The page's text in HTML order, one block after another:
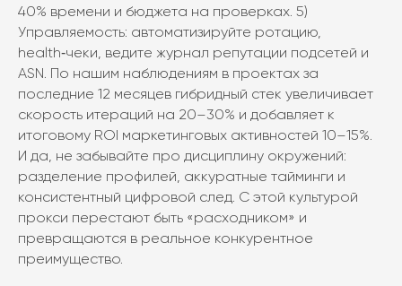
40% времени и бюджета на проверках. 5)
Управляемость: автоматизируйте ротацию,
health‑чеки, ведите журнал репутации подсетей и
ASN. По нашим наблюдениям в проектах за
последние 12 месяцев гибридный стек увеличивает
скорость итераций на 20–30% и добавляет к
итоговому ROI маркетинговых активностей 10–15%.
И да, не забывайте про дисциплину окружений:
разделение профилей, аккуратные тайминги и
консистентный цифровой след. С этой культурой
прокси перестают быть «расходником» и
превращаются в реальное конкурентное
преимущество.